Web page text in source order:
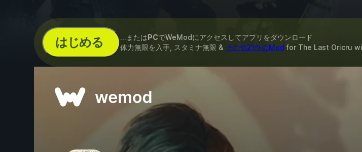
はじめる ...またはPCでWeModにアクセスしてアプリをダウンロード
体力無限を入手, スタミナ無限 & その他21件のMod for The Last Oricru